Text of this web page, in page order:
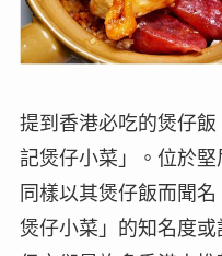
提到香港必吃的煲仔
記煲仔小菜」。位於堅
同樣以其煲仔飯而聞
煲仔小菜」的知名度或